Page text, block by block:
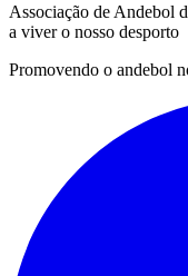
Associação de Andebol
a viver o nosso desporto
Promovendo o andebol